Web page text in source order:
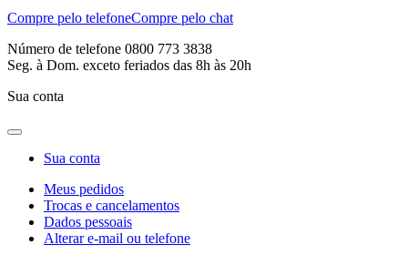
Compre pelo telefoneCompre pelo chat
Número de telefone 0800 773 3838
Seg. à Dom. exceto feriados das 8h às 20h
Sua conta
Sua conta
Meus pedidos
Trocas e cancelamentos
Dados pessoais
Alterar e-mail ou telefone